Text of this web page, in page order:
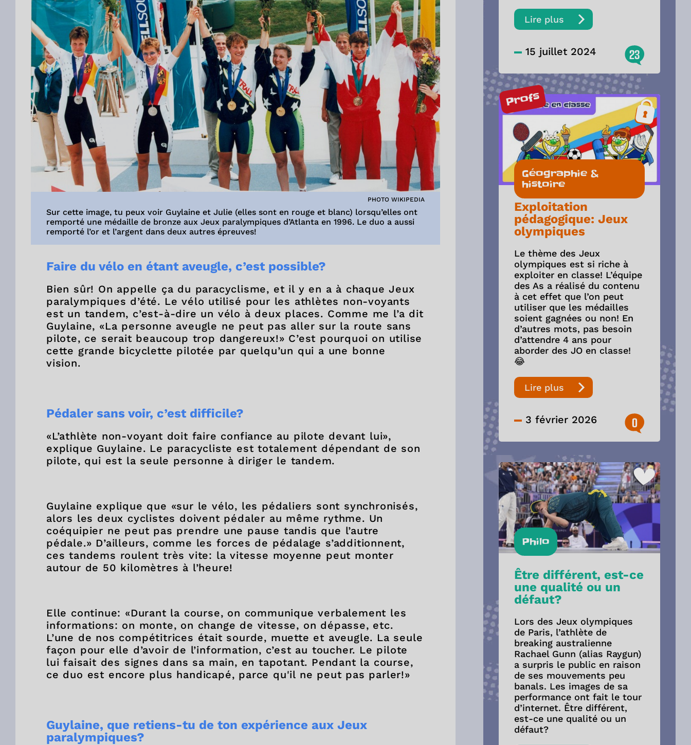
PHOTO WIKIPEDIA
Sur cette image, tu peux voir Guylaine et Julie (elles sont en rouge et blanc) lorsqu’elles ont
remporté une médaille de bronze aux Jeux paralympiques d’Atlanta en 1996. Le duo a aussi
remporté l’or et l’argent dans deux autres épreuves!
Faire du vélo en étant aveugle, c’est possible?
Bien sûr! On appelle ça du paracyclisme, et il y en a à chaque Jeux
paralympiques d’été. Le vélo utilisé pour les athlètes non-voyants
est un tandem, c’est-à-dire un vélo à deux places. Comme me l’a dit
Guylaine, «La personne aveugle ne peut pas aller sur la route sans
pilote, ce serait beaucoup trop dangereux!» C’est pourquoi on utilise
cette grande bicyclette pilotée par quelqu’un qui a une bonne
vision.
Pédaler sans voir, c’est difficile?
«L’athlète non-voyant doit faire confiance au pilote devant lui»,
explique Guylaine. Le paracycliste est totalement dépendant de son
pilote, qui est la seule personne à diriger le tandem.
Guylaine explique que «sur le vélo, les pédaliers sont synchronisés,
alors les deux cyclistes doivent pédaler au même rythme. Un
coéquipier ne peut pas prendre une pause tandis que l’autre
pédale.» D’ailleurs, comme les forces de pédalage s’additionnent,
ces tandems roulent très vite: la vitesse moyenne peut monter
autour de 50 kilomètres à l’heure!
Elle continue: «Durant la course, on communique verbalement les
informations: on monte, on change de vitesse, on dépasse, etc.
L’une de nos compétitrices était sourde, muette et aveugle. La seule
façon pour elle d’avoir de l’information, c’est au toucher. Le pilote
lui faisait des signes dans sa main, en tapotant. Pendant la course,
ce duo est encore plus handicapé, parce qu'il ne peut pas parler!»
Guylaine, que retiens-tu de ton expérience aux Jeux
paralympiques?
Lire plus
15 juillet 2024 23
Profs
Géographie &
histoire
Exploitation
pédagogique: Jeux
olympiques
Le thème des Jeux
olympiques est si riche à
exploiter en classe! L’équipe
des As a réalisé du contenu
à cet effet que l’on peut
utiliser que les médailles
soient gagnées ou non! En
d’autres mots, pas besoin
d’attendre 4 ans pour
aborder des JO en classe!
😂
Lire plus
3 février 2026 0
Philo
Être différent, est-ce
une qualité ou un
défaut?
Lors des Jeux olympiques
de Paris, l’athlète de
breaking australienne
Rachael Gunn (alias Raygun)
a surpris le public en raison
de ses mouvements peu
banals. Les images de sa
performance ont fait le tour
d’internet. Être différent,
est-ce une qualité ou un
défaut?